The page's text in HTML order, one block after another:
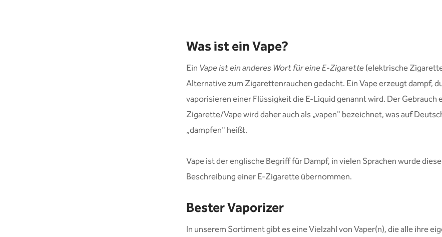
Was ist ein Vape?
EinVape ist ein anderes Wort für eine E-Zigarette(elektrische
Alternative zum Zigarettenrauchen gedacht. Ein Vape erzeugt dampf,
vaporisieren einer Flüssigkeit die E-Liquid genannt wird. Der Gebrauch
Zigarette/Vape wird daher auch als „vapen" bezeichnet, was auf
„dampfen" heißt.
Vape ist der englische Begriff für Dampf, in vielen Sprachen wurde
Beschreibung einer E-Zigarette übernommen.
Bester Vaporizer
In unserem Sortiment gibt es eine Vielzahl von Vaper(n), die alle ihre